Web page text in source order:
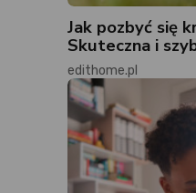
Jak pozbyć się
Skuteczna i
edithome.pl